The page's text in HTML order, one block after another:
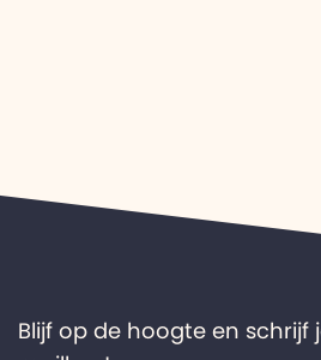
Blijf op de hoogte en schrijf